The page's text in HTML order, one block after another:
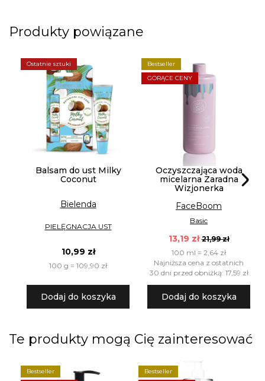
Produkty powiązane
Ostatnie sztuki
Balsam do ust Milky
Coconut
Bielenda
PIELĘGNACJA UST
10,99 zł
100 g = 109,90 zł
Dodaj do koszyka
Bestseller
GORĄCE CENY
Oczyszczająca woda
micelarna Zaradna
Wizjonerka
FaceBoom
Basic
13,19 zł 21,99 zł
100 ml = 2,64 zł
Najniższa cena z ostatnich
30 dni przed obniżką: 17,59 zł
Dodaj do koszyka
Te produkty mogą Cię zainteresować
Bestseller Bestseller